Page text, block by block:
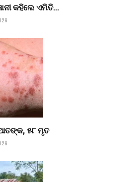
କହିଲେ ଏମିତି...
୫୮ ମୃତ